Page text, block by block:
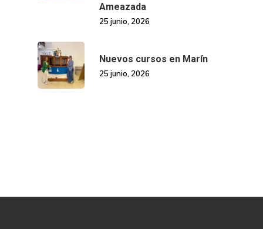
Ameazada
25 junio, 2026
Nuevos cursos en Marín
25 junio, 2026